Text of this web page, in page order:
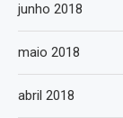
junho 2018
maio 2018
abril 2018